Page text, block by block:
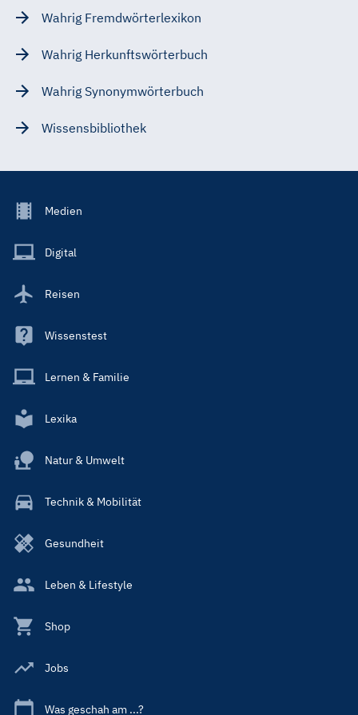
Wahrig Fremdwörterlexikon
Wahrig Herkunftswörterbuch
Wahrig Synonymwörterbuch
Wissensbibliothek
Footer
Main
Medien
Digital
Reisen
Wissenstest
Lernen & Familie
Lexika
Natur & Umwelt
Technik & Mobilität
Gesundheit
Leben & Lifestyle
Shop
Jobs
Was geschah am ...?